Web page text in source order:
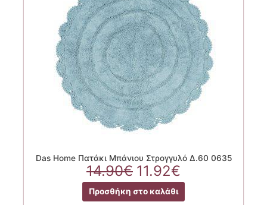
Das Home Πατάκι Μπάνιου Στρογγυλό Δ.60 0635
14.90€ Original
price
was:
11.92€
τρέχουσα
τιμή
Προσθήκη στο καλάθι